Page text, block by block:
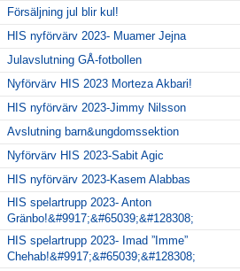
Försäljning jul blir kul!
HIS nyförvärv 2023- Muamer Jejna
Julavslutning GÅ-fotbollen
Nyförvärv HIS 2023 Morteza Akbari!
HIS nyförvärv 2023-Jimmy Nilsson
Avslutning barn&ungdomssektion
Nyförvärv HIS 2023-Sabit Agic
HIS nyförvärv 2023-Kasem Alabbas
HIS spelartrupp 2023- Anton
Gränbo!&#9917;&#65039;&#128308;
HIS spelartrupp 2023- Imad ”Imme”
Chehab!&#9917;&#65039;&#128308;